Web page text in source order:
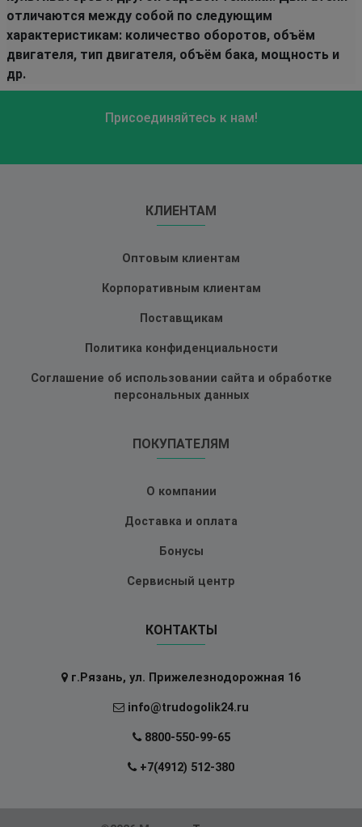
отличаются между собой по следующим
характеристикам: количество оборотов, объём
двигателя, тип двигателя, объём бака, мощность и
др.
Присоединяйтесь к нам!
КЛИЕНТАМ
Оптовым клиентам
Корпоративным клиентам
Поставщикам
Политика конфиденциальности
Соглашение об использовании сайта и обработке
персональных данных
ПОКУПАТЕЛЯМ
О компании
Доставка и оплата
Бонусы
Сервисный центр
КОНТАКТЫ
г.Рязань, ул. Прижелезнодорожная 16
info@trudogolik24.ru
8800-550-99-65
+7(4912) 512-380